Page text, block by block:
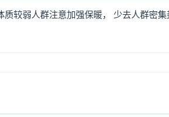
较弱人群注意加强保暖， 少去人群密